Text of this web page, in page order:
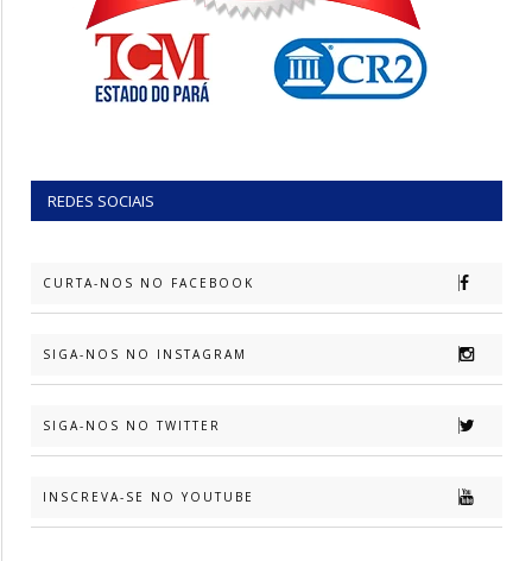
REDES SOCIAIS
CURTA-NOS NO FACEBOOK
SIGA-NOS NO INSTAGRAM
SIGA-NOS NO TWITTER
INSCREVA-SE NO YOUTUBE